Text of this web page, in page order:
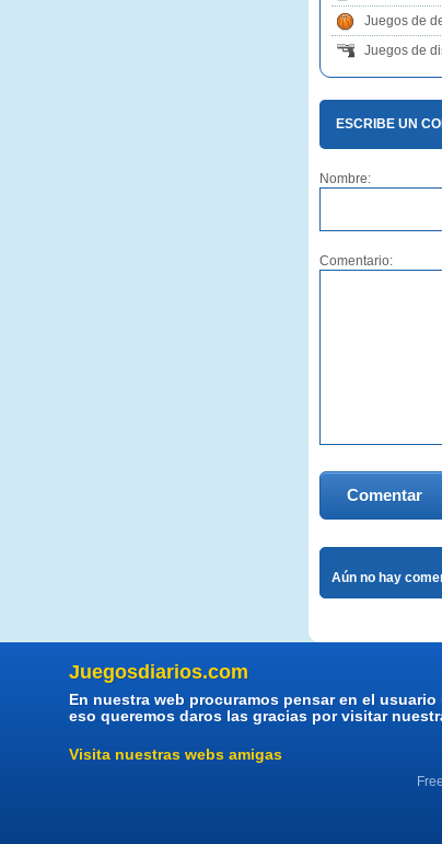
Juegos de
Juegos de
ESCRIBE UN
Nombre:
Comentario:
Comentar
Aún no hay
Juegosdiarios.com
En nuestra web procuramos pensar en el
eso queremos daros las gracias por visitar
Visita nuestras webs amigas